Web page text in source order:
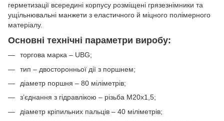
герметизації всередині корпусу розміщені грязезнімники та
ущільнювальні манжети з еластичного й міцного полімерного
матеріалу.
Основні технічні параметри виробу:
торгова марка – UBG;
тип – двосторонньої дії з поршнем;
діаметр поршня – 80 міліметрів;
з’єднання з гідравлікою – різьба М20х1,5;
діаметр кріпильних пальців – 40 міліметрів;